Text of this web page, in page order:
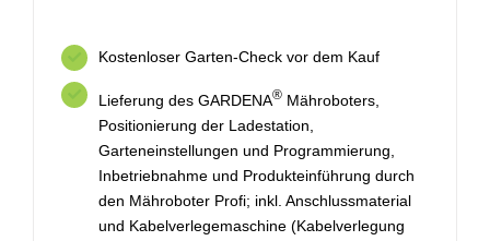
Kostenloser Garten-Check vor dem Kauf
Lieferung des GARDENA®Mähroboters,
Positionierung der Ladestation,
Garteneinstellungen und Programmierung,
Inbetriebnahme und Produkteinführung durch
den Mähroboter Profi; inkl. Anschlussmaterial
und Kabelverlegemaschine (Kabelverlegung